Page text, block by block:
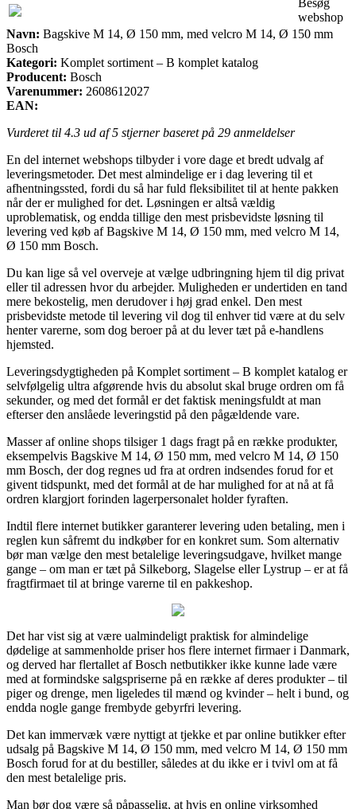
webshop
Navn: Bagskive M 14, Ø 150 mm, med velcro M 14, Ø 150 mm
Bosch
Kategori: Komplet sortiment – B komplet katalog
Producent: Bosch
Varenummer: 2608612027
EAN:
Vurderet til 4.3 ud af 5 stjerner baseret på 29 anmeldelser
En del internet webshops tilbyder i vore dage et bredt udvalg af
leveringsmetoder. Det mest almindelige er i dag levering til et
afhentningssted, fordi du så har fuld fleksibilitet til at hente pakken
når der er mulighed for det. Løsningen er altså vældig
uproblematisk, og endda tillige den mest prisbevidste løsning til
levering ved køb af Bagskive M 14, Ø 150 mm, med velcro M 14,
Ø 150 mm Bosch.
Du kan lige så vel overveje at vælge udbringning hjem til dig privat
eller til adressen hvor du arbejder. Muligheden er undertiden en tand
mere bekostelig, men derudover i høj grad enkel. Den mest
prisbevidste metode til levering vil dog til enhver tid være at du selv
henter varerne, som dog beroer på at du lever tæt på e-handlens
hjemsted.
Leveringsdygtigheden på Komplet sortiment – B komplet katalog er
selvfølgelig ultra afgørende hvis du absolut skal bruge ordren om få
sekunder, og med det formål er det faktisk meningsfuldt at man
efterser den anslåede leveringstid på den pågældende vare.
Masser af online shops tilsiger 1 dags fragt på en række produkter,
eksempelvis Bagskive M 14, Ø 150 mm, med velcro M 14, Ø 150
mm Bosch, der dog regnes ud fra at ordren indsendes forud for et
givent tidspunkt, med det formål at de har mulighed for at nå at få
ordren klargjort forinden lagerpersonalet holder fyraften.
Indtil flere internet butikker garanterer levering uden betaling, men i
reglen kun såfremt du indkøber for en konkret sum. Som alternativ
bør man vælge den mest betalelige leveringsudgave, hvilket mange
gange – om man er tæt på Silkeborg, Slagelse eller Lystrup – er at få
fragtfirmaet til at bringe varerne til en pakkeshop.
Det har vist sig at være ualmindeligt praktisk for almindelige
dødelige at sammenholde priser hos flere internet firmaer i Danmark,
og derved har flertallet af Bosch netbutikker ikke kunne lade være
med at formindske salgspriserne på en række af deres produkter – til
piger og drenge, men ligeledes til mænd og kvinder – helt i bund, og
endda nogle gange frembyde gebyrfri levering.
Det kan immervæk være nyttigt at tjekke et par online butikker efter
udsalg på Bagskive M 14, Ø 150 mm, med velcro M 14, Ø 150 mm
Bosch forud for at du bestiller, således at du ikke er i tvivl om at få
den mest betalelige pris.
Man bør dog være så påpasselig, at hvis en online virksomhed